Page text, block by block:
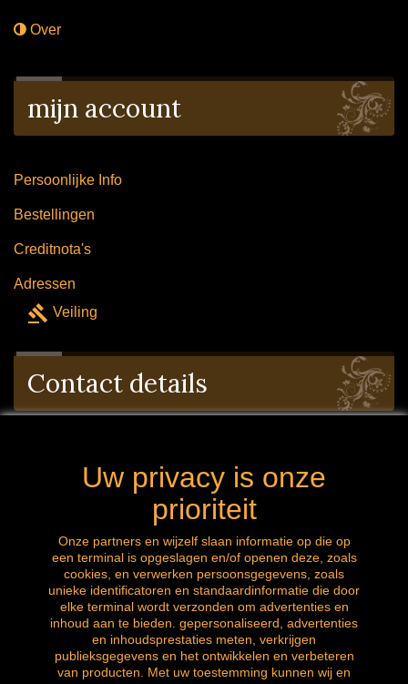
Over
mijn account
Persoonlijke Info
Bestellingen
Creditnota's
Adressen
gavel Veiling
Contact details
Chaudfontaine Belgie
mail: labrocanteenligne@outlook.com
Bel ons nu: 0032 (0) 496.288.777
Volg ons
Uw privacy is onze
prioriteit
Onze partners en wijzelf slaan informatie op die op
een terminal is opgeslagen en/of openen deze, zoals
cookies, en verwerken persoonsgegevens, zoals
unieke identificatoren en standaardinformatie die door
elke terminal wordt verzonden om advertenties en
inhoud aan te bieden. gepersonaliseerd, advertenties
en inhoudsprestaties meten, verkrijgen
publieksgegevens en het ontwikkelen en verbeteren
van producten. Met uw toestemming kunnen wij en